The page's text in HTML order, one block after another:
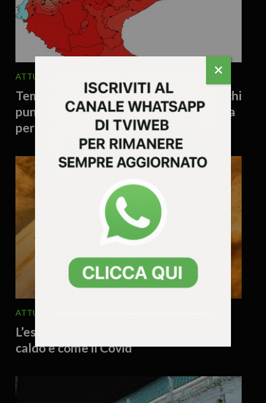
ATTUALITA'
Temporali in arrivo sul Veneto, ma c’è chi
punta anche sul… cielo: il parroco prega
per la pioggia
ATTUALITA'
L’estate degli invisibili: per gli anziani il
caldo è come il Covid